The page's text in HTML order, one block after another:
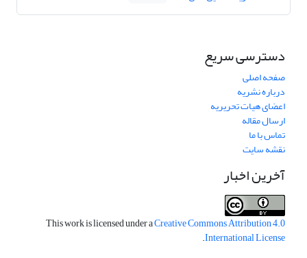
دسترسی سریع
صفحه اصلی
درباره نشریه
اعضای هیات تحریریه
ارسال مقاله
تماس با ما
نقشه سایت
آخرین اخبار
This work is licensed under aCreative Commons Attribution 4.0
International License
.